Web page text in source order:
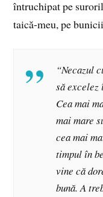
întruchipat pe
taică-meu, pe
“Necazul
să excelez
Cea mai
mai mare
cea mai
timpul în
vine că
bună. A